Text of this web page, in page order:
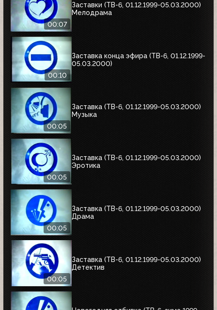
00:07
Заставки (ТВ-6, 01.12.1999-05.03.2000)
Мелодрама
00:10
Заставка конца эфира (ТВ-6, 01.12.1999-
05.03.2000)
00:05
Заставка (ТВ-6, 01.12.1999-05.03.2000)
Музыка
00:05
Заставка (ТВ-6, 01.12.1999-05.03.2000)
Эротика
00:05
Заставка (ТВ-6, 01.12.1999-05.03.2000)
Драма
00:05
Заставка (ТВ-6, 01.12.1999-05.03.2000)
Детектив